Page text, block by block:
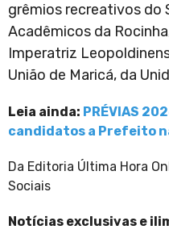
grêmios recreativos do
Acadêmicos da
Imperatriz
União de Maricá, da
Leia ainda: PRÉVIAS
candidatos a Prefeito
Da Editoria Última Hora
Sociais
Notícias exclusivas e